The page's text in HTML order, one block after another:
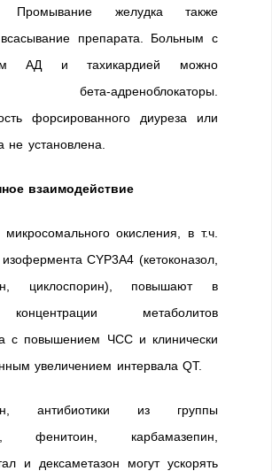
Промывание желудка также
препарата. Больным с
АД и тахикардией можно
бета-адреноблокаторы.
форсированного диуреза или
не установлена.
взаимодействие
окисления, в т.ч.
CYP3А4 (кетоконазол,
циклоспорин), повышают в
метаболитов
с повышением ЧСС и клинически
увеличением интервала QT.
антибиотики из группы
фенитоин, карбамазепин,
и дексаметазон могут ускорять